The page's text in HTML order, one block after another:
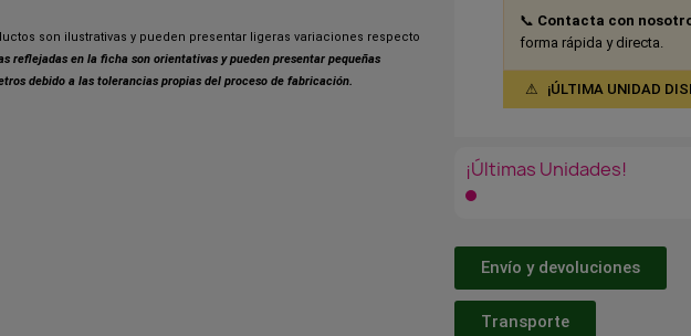
son ilustrativas y pueden presentar ligeras variaciones respecto
reflejadas en la ficha son orientativas y pueden presentar pequeñas
debido a las tolerancias propias del proceso de fabricación.
📞 Contacta con
forma rápida y directa.
⚠ ¡ÚLTIMA UNIDAD
¡Últimas Unidades!
Envío y devoluciones
Transporte